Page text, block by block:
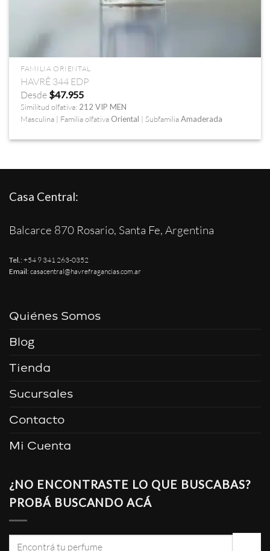
FAMILIA ORIENTAL
HAVRÊ 344 EDP
Desde $47.955
Similitud olfativa: 212 VIP MEN
Masculina | Familia olfativa Oriental | SubfamiliaAmaderada
Casa Central:
Balcarce 870 Rosario, Santa Fe, Argentina
Tel. : +54 9 341 263-0352
Email: casacentral@havrefragancias.com.ar
Quiénes Somos
Blog
Tienda
Sucursales
Contacto
Mi Cuenta
¿NO ENCONTRASTE LO QUE BUSCABAS?
PROBÁ BUSCANDO ACÁ
Buscar